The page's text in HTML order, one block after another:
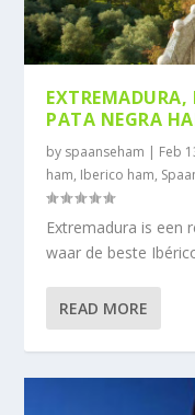
PATA NEGRA
by spaanseham | Feb
ham, Iberico ham,
Extremadura is een
waar de beste
READ MORE